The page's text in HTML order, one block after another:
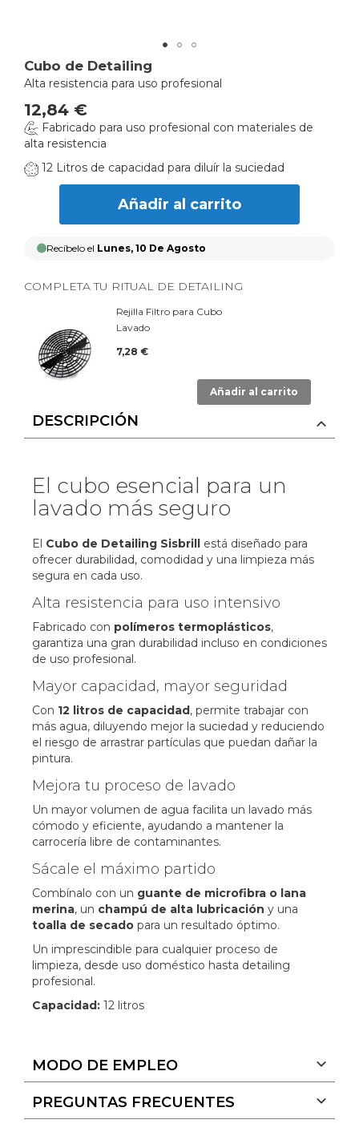
Cubo de Detailing
Alta resistencia para uso profesional
12,84 €
Fabricado para uso profesional con materiales de
alta resistencia
12 Litros de capacidad para diluír la suciedad
Añadir al carrito
Recíbelo el Lunes, 10 De Agosto
COMPLETA TU RITUAL DE DETAILING
Rejilla Filtro para Cubo
Lavado
7,28 €
Añadir al carrito
Skip
to
beginning
of
the
images
gallery
DESCRIPCIÓN
El cubo esencial para un
lavado más seguro
El Cubo de Detailing Sisbrill está diseñado para
ofrecer durabilidad, comodidad y una limpieza más
segura en cada uso.
Alta resistencia para uso intensivo
Fabricado con polímeros termoplásticos,
garantiza una gran durabilidad incluso en condiciones
de uso profesional.
Mayor capacidad, mayor seguridad
Con 12 litros de capacidad, permite trabajar con
más agua, diluyendo mejor la suciedad y reduciendo
el riesgo de arrastrar partículas que puedan dañar la
pintura.
Mejora tu proceso de lavado
Un mayor volumen de agua facilita un lavado más
cómodo y eficiente, ayudando a mantener la
carrocería libre de contaminantes.
Sácale el máximo partido
Combínalo con un guante de microfibra o lana
merina, un champú de alta lubricación y una
toalla de secado para un resultado óptimo.
Un imprescindible para cualquier proceso de
limpieza, desde uso doméstico hasta detailing
profesional.
Capacidad: 12 litros
MODO DE EMPLEO
PREGUNTAS FRECUENTES